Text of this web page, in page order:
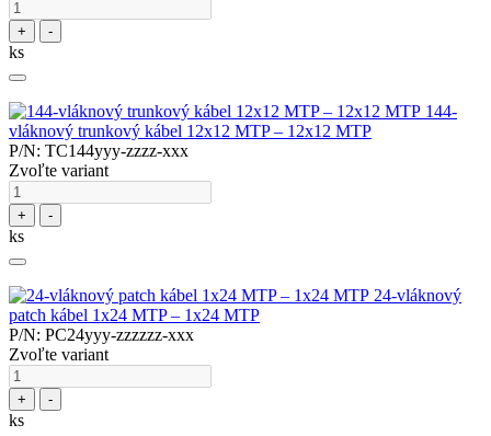
+ -
ks
144-
vláknový trunkový kábel 12x12 MTP – 12x12 MTP
P/N: TC144yyy-zzzz-xxx
Zvoľte variant
+ -
ks
24-vláknový
patch kábel 1x24 MTP – 1x24 MTP
P/N: PC24yyy-zzzzzz-xxx
Zvoľte variant
+ -
ks